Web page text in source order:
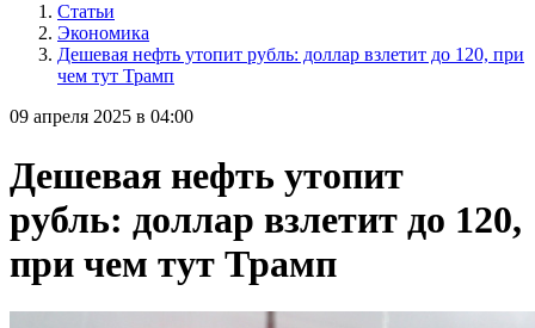
Статьи
Экономика
Дешевая нефть утопит рубль: доллар взлетит до 120, при
чем тут Трамп
09 апреля 2025 в 04:00
Дешевая нефть утопит
рубль: доллар взлетит до 120,
при чем тут Трамп